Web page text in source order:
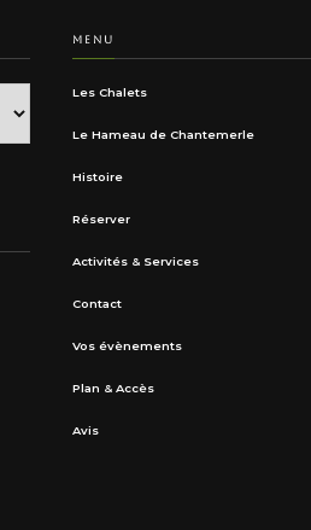
MENU
Les Chalets
Le Hameau de Chantemerle
Histoire
Réserver
Activités & Services
Contact
Vos évènements
Plan & Accès
Avis